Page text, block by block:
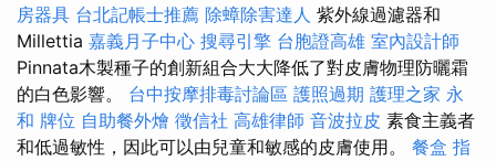
房器具 台北記帳士推薦 除蟑除害達人 紫外線過濾器和
Millettia 嘉義月子中心 搜尋引擎 台胞證高雄 室內設計師
Pinnata木製種子的創新組合大大降低了對皮膚物理防曬霜
的白色影響。 台中按摩排毒討論區 護照過期 護理之家 永
和 牌位 自助餐外燴 徵信社 高雄律師 音波拉皮 素食主義者
和低過敏性，因此可以由兒童和敏感的皮膚使用。 餐盒 指